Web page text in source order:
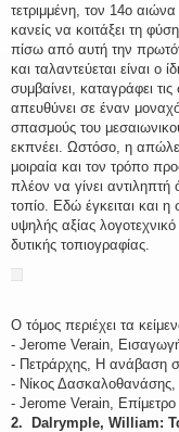
τετριμμένη, τον 14ο
κανείς να κοιτάξει τη
πίσω από αυτή την
και ταλαντεύεται είναι ο
συμβαίνει, καταγράφει
απευθύνει σε έναν
σπασμούς του
εκπνέει. Ωστόσο, η
μοιραία και τον τρόπο
πλέον να γίνει
τοπίο. Εδώ έγκειται και
υψηλής αξίας
δυτικής τοπιογραφίας.
Ο τόμος περιέχει τα
- Jerome Verain,
- Πετράρχης, Η ανάβαση
- Νίκος Δασκαλοθανάσης,
- Jerome Verain,
2. Dalrymple, William: